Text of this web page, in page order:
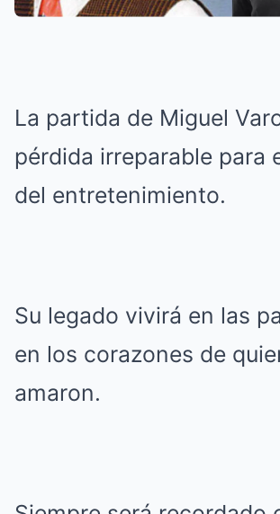
La partida de Miguel
pérdida irreparable para
del entretenimiento.
Su legado vivirá en las
en los corazones de
amaron.